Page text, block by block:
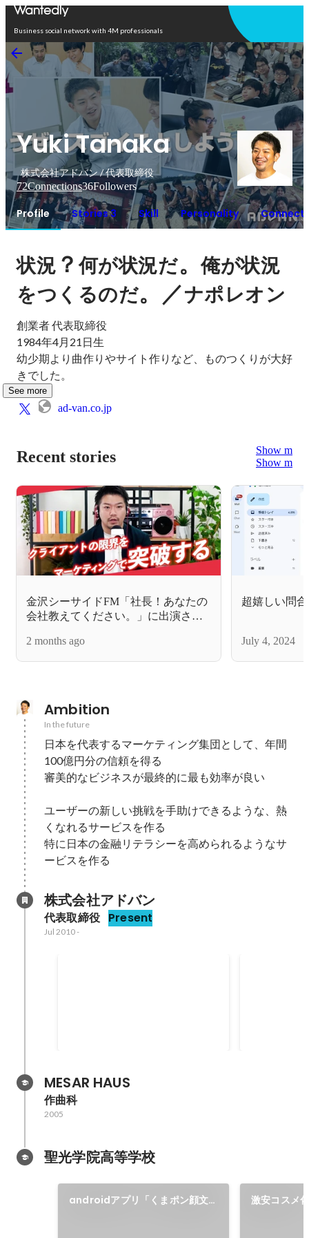
Business social network with 4M professionals
Yuki Tanaka
株式会社アドバン / 代表取締役
72Connections36Followers
Profile Stories 3 Skill Personality
状況 ？何が状況だ。俺が状況
をつくるのだ。／ナポレオン
創業者 代表取締役
1984年4月21日生
幼少期より曲作りやサイト作りなど、ものつくりが大好
きでした。
See more
ad-van.co.jp
Recent stories
Show more
Show more
金沢シーサイドFM「社長！あなたの
会社教えてください。」に出演させ
2 months ago
超嬉しい問
July 4, 2024
Ambition
In the future
日本を代表するマーケティング集団として、年間
100億円分の信頼を得る
審美的なビジネスが最終的に最も効率が良い
ユーザーの新しい挑戦を手助けできるような、熱
くなれるサービスを作る
特に日本の金融リテラシーを高められるようなサ
ービスを作る
株式会社アドバン
代表取締役 Present
Jul 2010-
MESAR HAUS
作曲科
2005
聖光学院高等学校
androidアプリ「くまポン顔文
激安コスメ